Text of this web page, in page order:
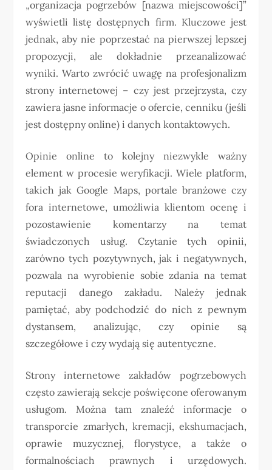
„organizacja pogrzebów [nazwa miejscowości]”
wyświetli listę dostępnych firm. Kluczowe jest
jednak, aby nie poprzestać na pierwszej lepszej
propozycji, ale dokładnie przeanalizować
wyniki. Warto zwrócić uwagę na profesjonalizm
strony internetowej – czy jest przejrzysta, czy
zawiera jasne informacje o ofercie, cenniku (jeśli
jest dostępny online) i danych kontaktowych.
Opinie online to kolejny niezwykle ważny
element w procesie weryfikacji. Wiele platform,
takich jak Google Maps, portale branżowe czy
fora internetowe, umożliwia klientom ocenę i
pozostawienie komentarzy na temat
świadczonych usług. Czytanie tych opinii,
zarówno tych pozytywnych, jak i negatywnych,
pozwala na wyrobienie sobie zdania na temat
reputacji danego zakładu. Należy jednak
pamiętać, aby podchodzić do nich z pewnym
dystansem, analizując, czy opinie są
szczegółowe i czy wydają się autentyczne.
Strony internetowe zakładów pogrzebowych
często zawierają sekcje poświęcone oferowanym
usługom. Można tam znaleźć informacje o
transporcie zmarłych, kremacji, ekshumacjach,
oprawie muzycznej, florystyce, a także o
formalnościach prawnych i urzędowych.